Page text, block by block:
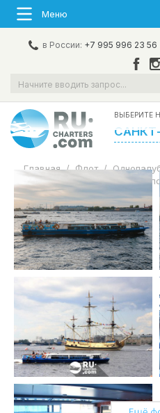
Меню
в России: +7 995 996 23 56
ВЫБЕРИТЕ
Главная / Флот /
Аренда